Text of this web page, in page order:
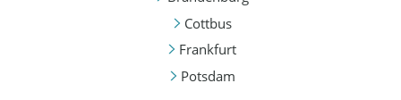
Cottbus
Frankfurt
Potsdam